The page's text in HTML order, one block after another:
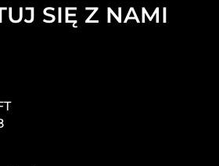
SIĘ Z NAMI